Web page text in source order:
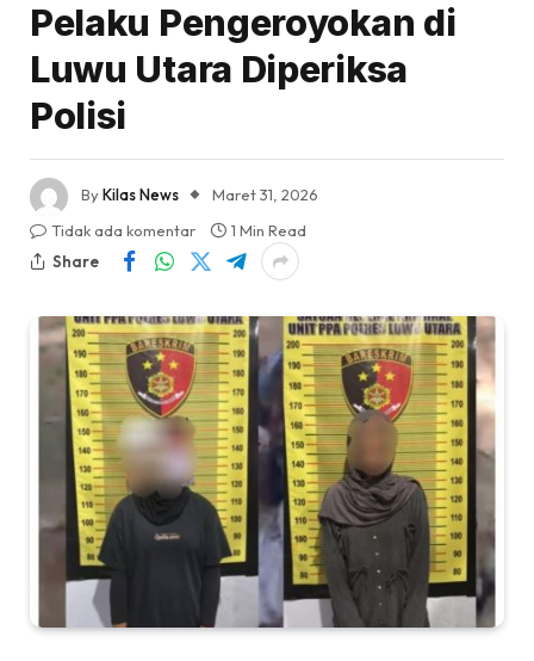
Pelaku Pengeroyokan di
Luwu Utara Diperiksa
Polisi
ByKilas News
Maret 31, 2026
Tidak ada komentar
1 Min Read
Share